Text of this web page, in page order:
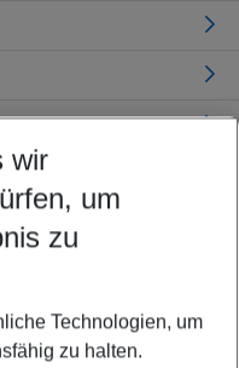
best
wir
um
zu
Technologien, um
zu halten.